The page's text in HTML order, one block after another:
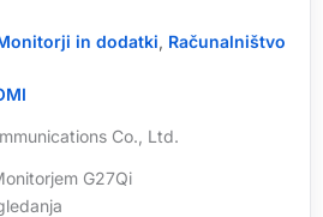
in dodatki, Računalništvo
Co., Ltd.
G27Qi